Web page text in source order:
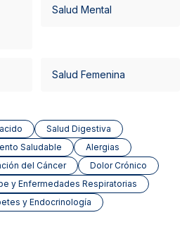
Salud Mental
Salud Femenina
Salud Digestiva
Saludable
Alergias
del Cáncer
Dolor Crónico
y Enfermedades Respiratorias
y Endocrinología